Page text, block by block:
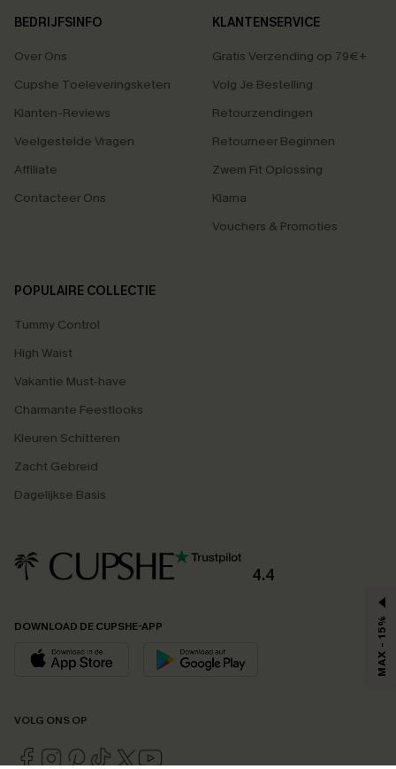
BEDRIJFSINFO
Over Ons
Cupshe Toeleveringsketen
Klanten-Reviews
Veelgestelde Vragen
Affiliate
Contacteer Ons
KLANTENSERVICE
Gratis Verzending op 79€+
Volg Je Bestelling
Retourzendingen
Retourneer Beginnen
Zwem Fit Oplossing
Klarna
Vouchers & Promoties
POPULAIRE COLLECTIE
Tummy Control
High Waist
Vakantie Must-have
Charmante Feestlooks
Kleuren Schitteren
Zacht Gebreid
Dagelijkse Basis
4.4
DOWNLOAD DE CUPSHE-APP
VOLG ONS OP
MAX - 15%